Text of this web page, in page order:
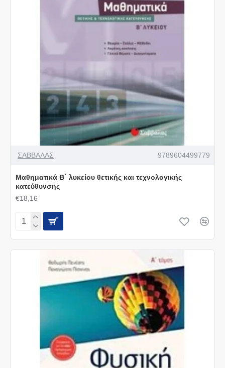
ΣΑΒΒΑΛΑΣ 9789604499779
Μαθηματικά Β΄ λυκείου θετικής και τεχνολογικής
κατεύθυνσης
€18,16